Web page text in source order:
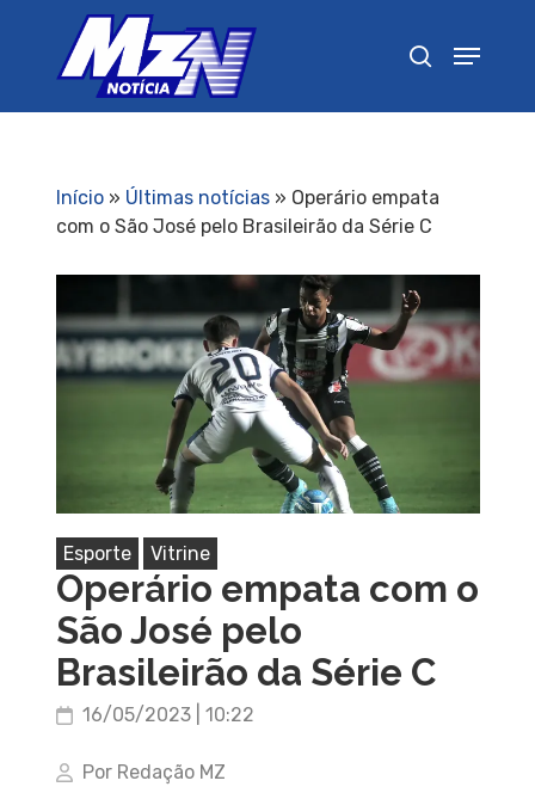
Início» Últimas notícias» Operário empata
com o São José pelo Brasileirão da Série C
Esporte Vitrine
Operário empata com o
São José pelo
Brasileirão da Série C
16/05/2023 | 10:22
Por Redação MZ